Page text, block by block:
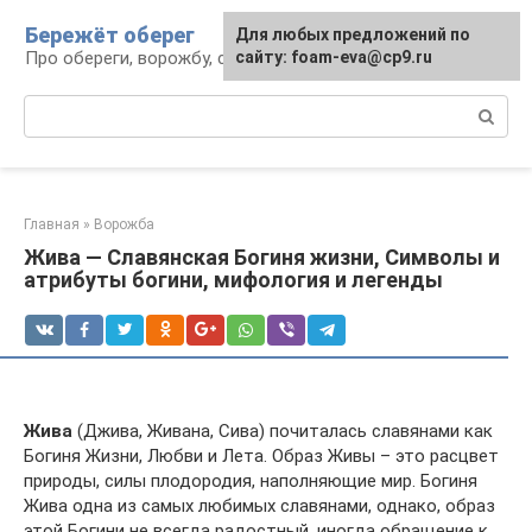
контенту
Бережёт оберег
Про обереги, ворожбу, сны и гадания
Главная » Ворожба
Жива — Славянская Богиня жизни, Символы и
атрибуты богини, мифология и легенды
Жива (Джива, Живана, Сива) почиталась славянами как
Богиня Жизни, Любви и Лета. Образ Живы – это расцвет
природы, силы плодородия, наполняющие мир. Богиня
Жива одна из самых любимых славянами, однако, образ
Для любых предложений по
сайту: foam-eva@cp9.ru